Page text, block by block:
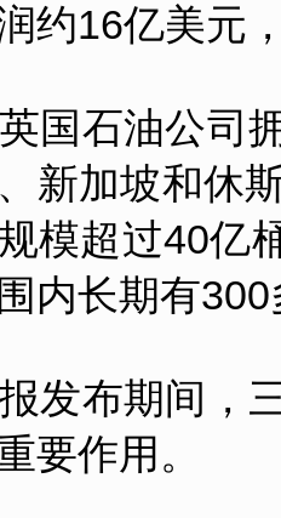
约16亿美元
国石油公司
新加坡和休
模超过40亿
内长期有
发布期间，
要作用。